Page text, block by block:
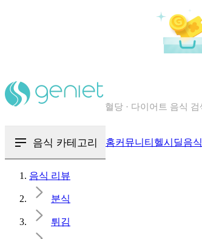
혈당 · 다이어트 음식
음식 카테고리 홈커뮤니티 헬시딜음
음식 리뷰
분식
튀김